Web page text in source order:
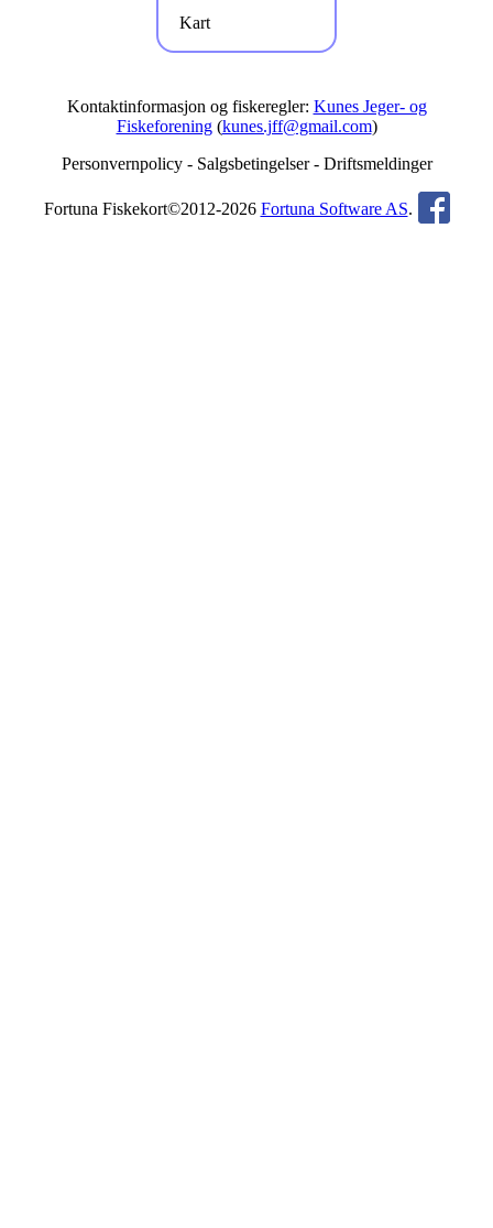
Kart
Kontaktinformasjon og fiskeregler: Kunes Jeger- og
Fiskeforening(kunes.jff@gmail.com)
Personvernpolicy- Salgsbetingelser- Driftsmeldinger
Fortuna Fiskekort©2012-2026 Fortuna Software AS.